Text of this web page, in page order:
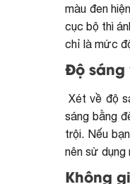
màu đen
cục bộ thì
chỉ là mức
Độ sáng
Xét về độ
sáng bằng
trội. Nếu
nên sử dụng
Không